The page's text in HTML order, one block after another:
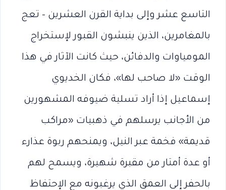
التاسع عشر وإلى بداية القرن العشرين – تعج
بالمغامرين، الذين ينبشون القبور لإستخراج
المومياوات والدفائن، حيث كانت الآثار في هذا
الوقت «لا صاحب لها»، فكان الخديوي
إسماعيل إذا أراد تسلية ضيوفه المشهورين
من الأجانب يرسلهم في ذهبيات «مراكب
قديمة» فخمة عبر النيل، ويمنحهم ربوة عذارء
أو عدة أمتار من مقبرة شهيرة، ويسمح لهم
بالحفر إلى العمق الذي يرغبونه مع الإحتفاظ